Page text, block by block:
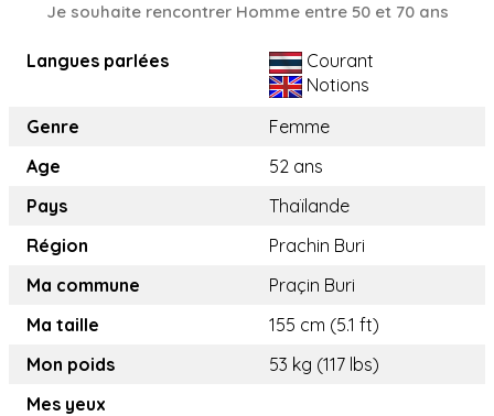
Je souhaite rencontrer Homme entre 50 et 70 ans
Langues parlées
Courant
Notions
Genre
Femme
Age
52 ans
Pays
Thaïlande
Région
Prachin Buri
Ma commune
Praçin Buri
Ma taille
155 cm (5.1 ft)
Mon poids
53 kg (117 lbs)
Mes yeux